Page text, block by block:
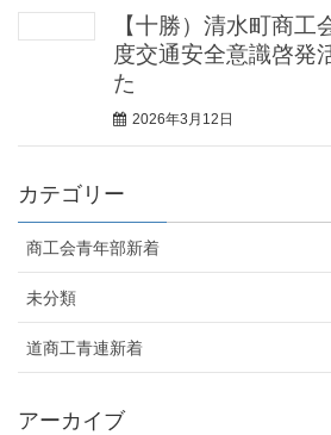
【十勝）清水町商
度交通安全意識啓発
た
2026年3月12日
カテゴリー
商工会青年部新着
未分類
道商工青連新着
アーカイブ